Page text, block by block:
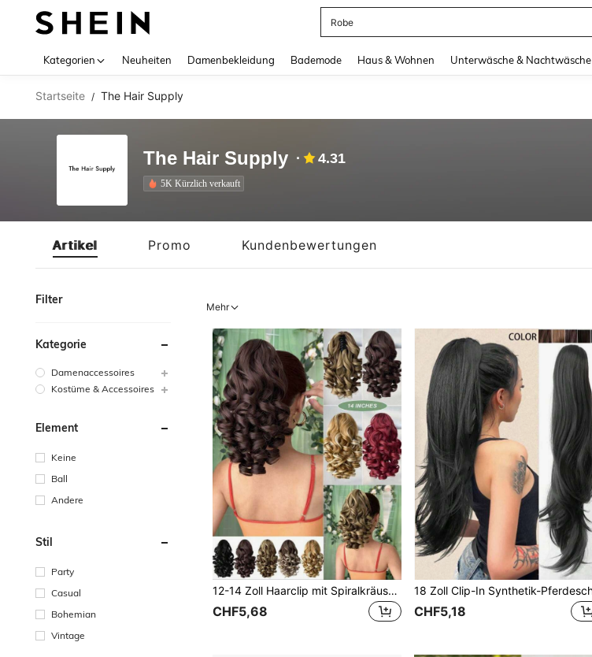
Jumpsuit Damen
Kategorien Neuheiten Damenbekleidung Bademode Haus & Wohnen Unterwäsche & Nachtwäsche
Startseite / The Hair Supply
The Hair Supply 4.31
5K Kürzlich verkauft
Artikel Promo Kundenbewertungen
Filter
Kategorie
Damenaccessoires
Kostüme & Accessoires
Element
Keine
Ball
Andere
Stil
Party
Casual
Bohemian
Vintage
Mehr
12-14 Zoll Haarclip mit Spiralkräusel-Ponytail-Extensions, synthetisches flauschiges welliges Ponytail-Haarteil für Frauen, Farbverlauf/Aschblond/Braun
CHF5,68 CHF5,18